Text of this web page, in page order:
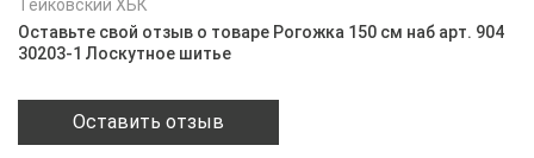
Тейковский ХБК
Оставьте свой отзыв о товаре Рогожка 150 см наб арт. 904
30203-1 Лоскутное шитье
Оставить отзыв